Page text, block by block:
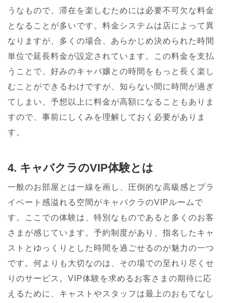
うなもので、滞在を楽しむためには必要不可欠な料金
となることが多いです。料金システムは店によって異
なりますが、多くの場合、あらかじめ決められた時間
単位で延長料金が設定されています。この料金を支払
うことで、好みのキャバ嬢との時間をもっと長く楽し
むことができるわけですが、知らない間に時間が過ぎ
てしまい、予想以上に料金が高額になることもありま
すので、事前にしくみを理解しておく必要がありま
す。
4. キャバクラのVIP体験とは
一般のお部屋とは一線を画し、圧倒的な高級感とプラ
イベート感溢れる空間がキャバクラのVIPルームで
す。ここでの体験は、特別なものであると多くのお客
さまが感じています。予約制度があり、指名したキャ
ストとゆっくりとした時間を過ごせるのが魅力の一つ
です。何よりも大切なのは、その場での至れり尽くせ
りのサービス。VIP体験を求めるお客さまの期待に応
えるために、キャストやスタッフは最上のおもてなし